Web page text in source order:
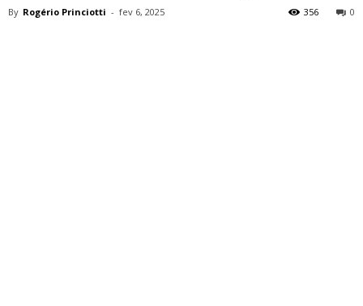
By Rogério Princiotti - fev 6, 2025 0
356